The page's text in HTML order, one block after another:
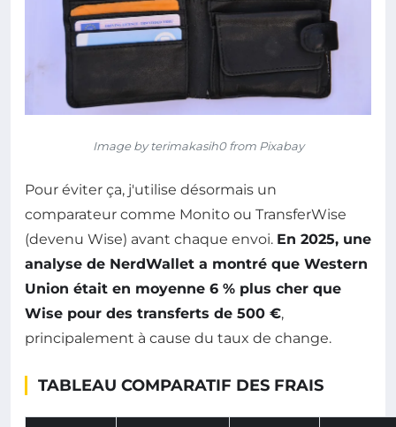
Image by terimakasih0 from Pixabay
Pour éviter ça, j'utilise désormais un
comparateur comme Monito ou TransferWise
(devenu Wise) avant chaque envoi. En 2025, une
analyse de NerdWallet a montré que Western
Union était en moyenne 6 % plus cher que
Wise pour des transferts de 500 €,
principalement à cause du taux de change.
TABLEAU COMPARATIF DES FRAIS